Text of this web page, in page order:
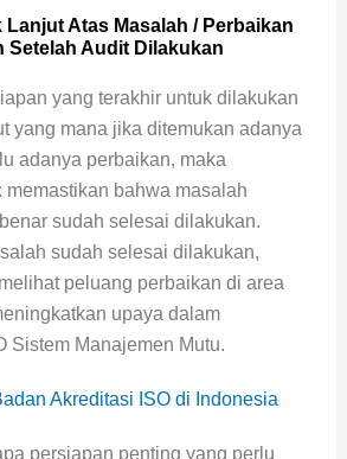
Lanjut Atas Masalah / Perbaikan
Setelah Audit Dilakukan
yang terakhir untuk dilakukan
yang mana jika ditemukan adanya
adanya perbaikan, maka
memastikan bahwa masalah
sudah selesai dilakukan.
sudah selesai dilakukan,
peluang perbaikan di area
upaya dalam
Sistem Manajemen Mutu.
Akreditasi ISO di Indonesia
persiapan penting yang perlu